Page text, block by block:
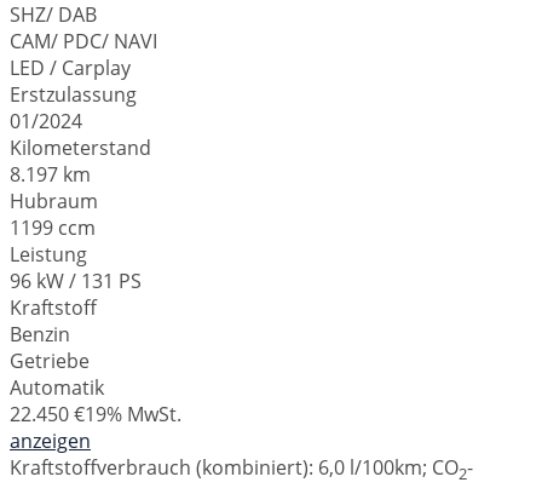
SHZ/ DAB
CAM/ PDC/ NAVI
LED / Carplay
Erstzulassung
01/2024
Kilometerstand
8.197 km
Hubraum
1199 ccm
Leistung
96 kW / 131 PS
Kraftstoff
Benzin
Getriebe
Automatik
22.450 €19% MwSt.
anzeigen
Kraftstoffverbrauch (kombiniert): 6,0 l/100km; CO2-